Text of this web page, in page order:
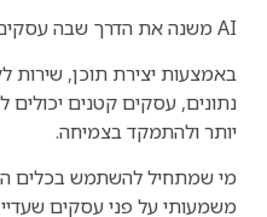
AI משנה את הדרך שבה עסקים עובדים.
באמצעות יצירת תוכן, שירות
נתונים, עסקים קטנים יכולים
יותר ולהתמקד בצמיחה.
מי שמתחיל להשתמש בכלים
משמעותי על פני עסקים